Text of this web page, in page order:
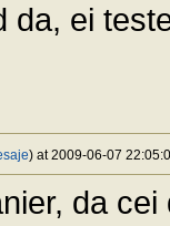
da, ei
) at 2009-06-07
da